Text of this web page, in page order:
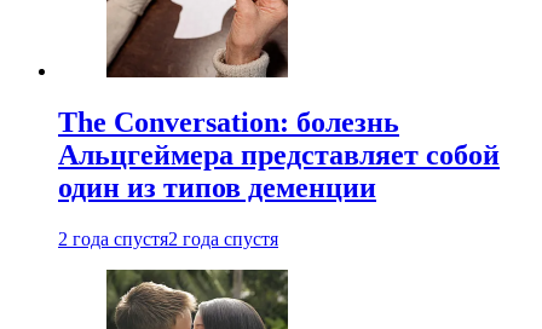
The Conversation: болезнь
Альцгеймера представляет собой
один из типов деменции
2 года спустя2 года спустя